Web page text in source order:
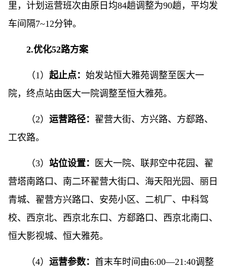
里，计划运营班次由原日均84趟调整为90趟，平均发
车间隔7~12分钟。
2.优化52路方案
（1） 起止点： 始发站恒大雅苑调整至医大一
院，终点站由医大一院调整至恒大雅苑。
（2） 运营路径： 翟营大街、方兴路、方郄路、
工农路。
（3） 站位设置：
医大一院、联邦空中花园、翟
营塔南路口、南二环翟营大街口、海天阳光园、丽日
青城、翟营方兴路口、安苑小区、二机厂、中科驾
校、西京北、西京北东口、方郄路口、西京北南口、
恒大影视城、恒大雅苑。
（4） 运营参数： 首末车时间由6:00—21:40调整